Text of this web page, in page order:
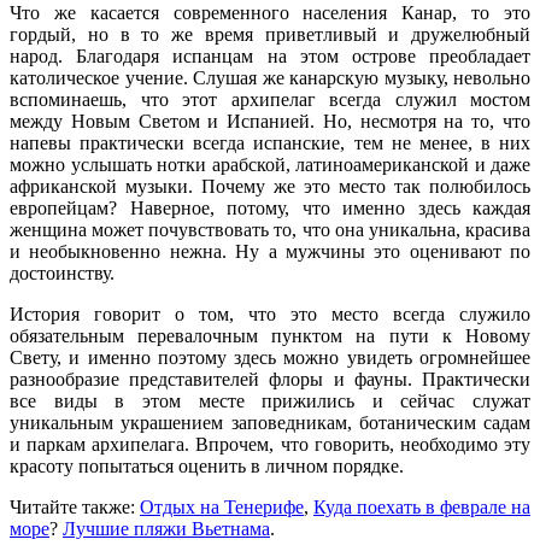
Что же касается современного населения Канар, то это
гордый, но в то же время приветливый и дружелюбный
народ. Благодаря испанцам на этом острове преобладает
католическое учение. Слушая же канарскую музыку, невольно
вспоминаешь, что этот архипелаг всегда служил мостом
между Новым Светом и Испанией. Но, несмотря на то, что
напевы практически всегда испанские, тем не менее, в них
можно услышать нотки арабской, латиноамериканской и даже
африканской музыки. Почему же это место так полюбилось
европейцам? Наверное, потому, что именно здесь каждая
женщина может почувствовать то, что она уникальна, красива
и необыкновенно нежна. Ну а мужчины это оценивают по
достоинству.
История говорит о том, что это место всегда служило
обязательным перевалочным пунктом на пути к Новому
Свету, и именно поэтому здесь можно увидеть огромнейшее
разнообразие представителей флоры и фауны. Практически
все виды в этом месте прижились и сейчас служат
уникальным украшением заповедникам, ботаническим садам
и паркам архипелага. Впрочем, что говорить, необходимо эту
красоту попытаться оценить в личном порядке.
Читайте также: Отдых на Тенерифе, Куда поехать в феврале на
море? Лучшие пляжи Вьетнама.